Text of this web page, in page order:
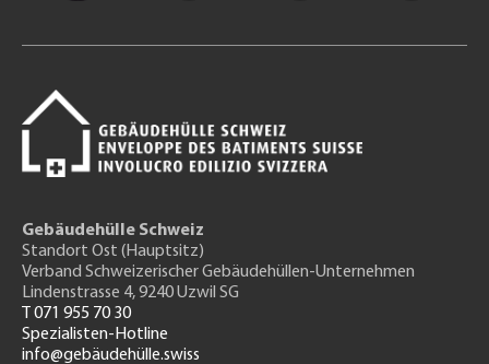
Gebäudehülle Schweiz
Standort Ost (Hauptsitz)
Verband Schweizerischer Gebäudehüllen-Unternehmen
Lindenstrasse 4, 9240 Uzwil SG
T 071 955 70 30
Spezialisten-Hotline
info@gebäudehülle.swiss